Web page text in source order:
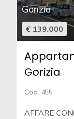
Gorizia
€ 139.000
Gorizia
Cod. 455
AFFARE